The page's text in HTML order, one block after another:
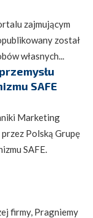
zajmującym
został
własnych...
SAFE
Marketing
Polską Grupę
SAFE.
firmy, Pragniemy